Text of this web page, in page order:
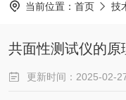
当前位置： 首页 技
共面性测试仪的原
更新时间：2025-02-